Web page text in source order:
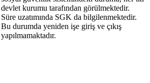
devlet kurumu tarafından görülmektedir.
Süre uzatımında SGK da bilgilenmektedir.
Bu durumda yeniden işe giriş ve çıkış
yapılmamaktadır.